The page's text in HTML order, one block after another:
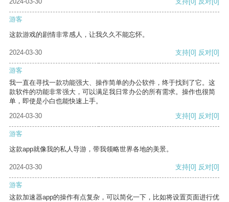
游客
这款游戏的剧情非常感人，让我久久不能忘怀。
2024-03-30 支持[0] 反对[0]
游客
我一直在寻找一款功能强大、操作简单的办公软件，终于找到了它。这
款软件的功能非常强大，可以满足我日常办公的所有需求。操作也很简
单，即使是小白也能快速上手。
2024-03-30
支持[0] 反对[0]
游客
这款app就像我的私人导游，带我领略世界各地的美景。
2024-03-30 支持[0] 反对[0]
游客
这款加速器app的操作有点复杂，可以简化一下，比如将设置页面进行优